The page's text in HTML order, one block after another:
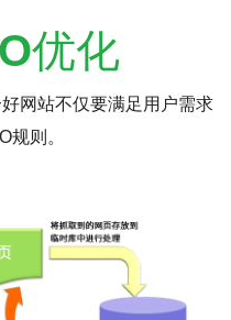
优化
网站不仅要满足用户需求
规则。